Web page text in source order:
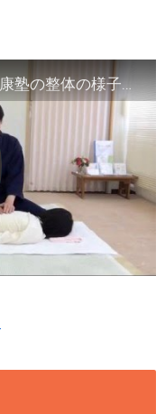
福井県越前市の整体・自然体健康塾の整体の様子（2）腹部や首など